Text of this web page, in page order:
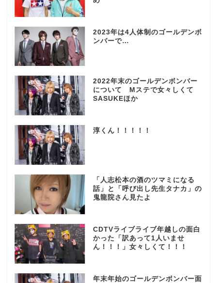
2023年は4人体制のゴールデンボ
ンバーで…
2022年末のゴールデンボンバー
について Mステで女々しくて
SASUKEほか
淳くん！！！！！
「人志松本の酒のツマミになる
話」と「呼び出し先生タナカ」の
鬼龍院さん見たよ
CDTVライブライブ年越しの面白
かった「訳あって1人いませ
ん！！！」女々しくて！！！
年末年始のゴールデンボンバー面